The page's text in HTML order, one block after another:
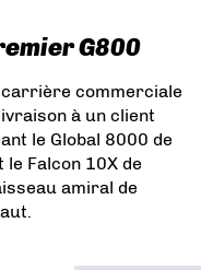
G800
commerciale
à un client
le Global 8000 de
Falcon 10X de
amiral de